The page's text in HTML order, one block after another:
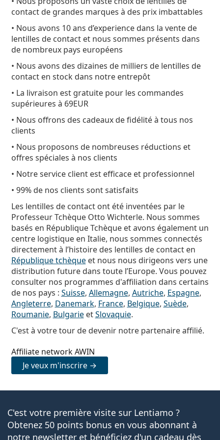
Toutes les marques
Persol
Prada
Toutes les marques
hors ligne
contact de grandes marques à des prix imbattables
• Nous avons 10 ans d’experience dans la vente de
lentilles de contact et nous sommes présents dans
de nombreux pays européens
• Nous avons des dizaines de milliers de lentilles de
contact en stock dans notre entrepôt
• La livraison est gratuite pour les commandes
supérieures à 69EUR
• Nous offrons des cadeaux de fidélité à tous nos
clients
• Nous proposons de nombreuses réductions et
offres spéciales à nos clients
• Notre service client est efficace et professionnel
• 99% de nos clients sont satisfaits
Les lentilles de contact ont été inventées par le
Professeur Tchèque Otto Wichterle. Nous sommes
basés en République Tchèque et avons également un
centre logistique en Italie, nous sommes connectés
directement à l’histoire des lentilles de contact en
République tchèqueet nous nous dirigeons vers une
distribution future dans toute l’Europe. Vous pouvez
consulter nos programmes d'affiliation dans certains
de nos pays : Suisse, Allemagne, Autriche, Espagne,
Angleterre, Danemark, France, Belgique, Suède,
Roumanie, BulgarieetSlovaquie.
C'est à votre tour de devenir notre partenaire affilié.
Affiliate network AWIN
Je veux m'inscrire →
C'est votre première visite sur Lentiamo ?
Obtenez 50 points bonus en vous abonnant à
notre newsletter et bénéficiez d'un cadeau dès